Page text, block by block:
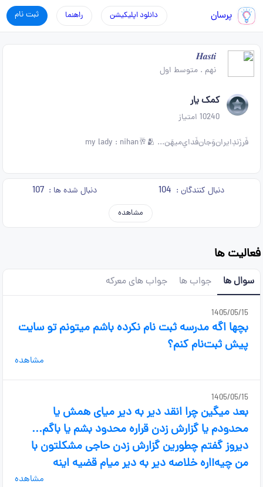
پرسان ثبت نام راهنما دانلود اپلیکیشن
𝑯𝒂𝒔𝒕𝒊
نهم .متوسط اول
کمک یار
10240 امتیاز
فَرزَندِ‌ایران‌وَ‌جان‌فَدایِ‌میهَن... my lady : nihan🥂🫂
دنبال کنندگان : 104 دنبال شده ها : 107
مشاهده
فعالیت ها
سوال ها جواب ها جواب های معرکه
1405/05/15
بچها اگه مدرسه ثبت نام نکرده باشم میتونم تو سایت
پیش ثبت‌نام کنم؟
مشاهده
1405/05/15
بعد میگین چرا انقد دیر به دیر میای همش یا
محدودم یا گزارش زدن قراره محدود بشم یا باگم...
دیروز گفتم چطورین گزارش زدن حاجی مشکلتون با
من چیه!اره خلاصه دیر به دیر میام قضیه اینه
مشاهده